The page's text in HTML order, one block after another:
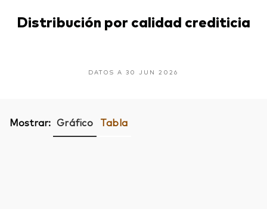
Distribución por calidad crediticia
DATOS A 30 JUN 2026
Mostrar: Gráfico Tabla